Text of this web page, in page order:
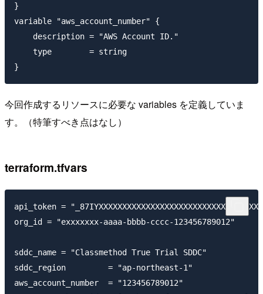
}
variable "aws_account_number" {
    description = "AWS Account ID."
    type        = string
今回作成するリソースに必要な variables を定義していま
す。（特筆すべき点はなし）
terraform.tfvars
api_token =
org_id = "exxxxxxx-aaaa-bbbb-cccc-123456789012"
sddc_name = "Classmethod True Trial SDDC"
sddc_region         = "ap-northeast-1"
aws_account_number  = "123456789012"